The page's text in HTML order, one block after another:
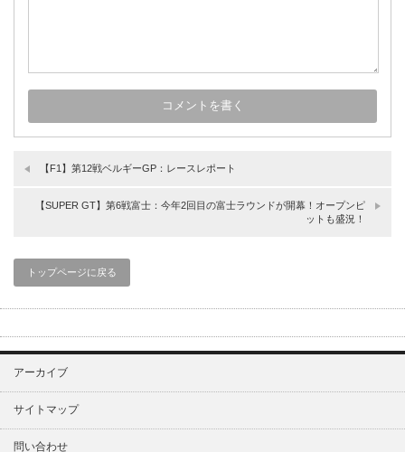
【F1】第12戦ベルギーGP：レースレポート
【SUPER GT】第6戦富士：今年2回目の富士ラウンドが開幕！オープンピ
ットも盛況！
トップページに戻る
アーカイブ
サイトマップ
問い合わせ